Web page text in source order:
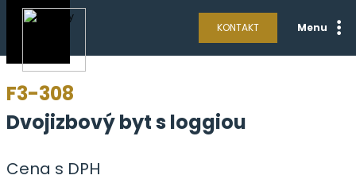
KONTAKT Menu
F3-308
Dvojizbový byt s loggiou
Cena s DPH